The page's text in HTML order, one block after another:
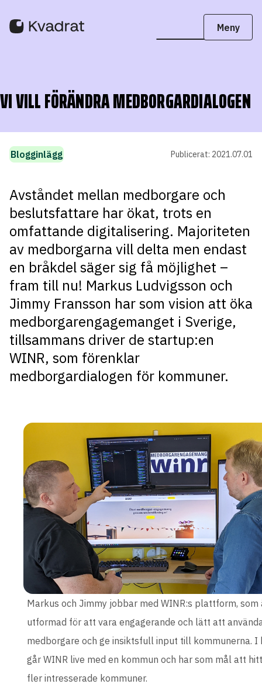
VI VILL FÖRÄNDRA MEDBORGARDIALOGEN
Blogginlägg Publicerat: 2021.07.01
Avståndet mellan medborgare och
beslutsfattare har ökat, trots en
omfattande digitalisering. Majoriteten
av medborgarna vill delta men endast
en bråkdel säger sig få möjlighet –
fram till nu! Markus Ludvigsson och
Jimmy Fransson har som vision att öka
medborgarengagemanget i Sverige,
tillsammans driver de startup:en
WINR, som förenklar
medborgardialogen för kommuner.
Markus och Jimmy jobbar med WINR:s plattform, som
utformad för att vara engagerande och lätt att
medborgare och ge insiktsfull input till kommunerna. I
går WINR live med en kommun och har som mål att
fler intresserade kommuner.